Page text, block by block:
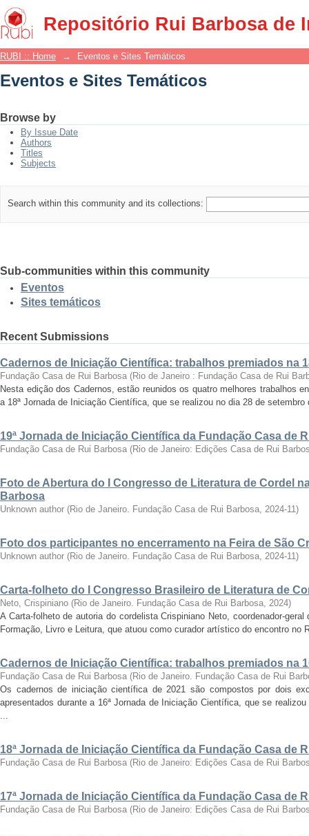
Repositório Rui Barbosa de
Eventos e Sites Temáticos
RUBI :: Home → Eventos e Sites Temáticos
Eventos e Sites Temáticos
Browse by
By Issue Date
Authors
Titles
Subjects
Search within this community and its collections:
Sub-communities within this community
Eventos
Sites temáticos
Recent Submissions
Cadernos de Iniciação Científica: trabalhos premiados na
Fundação Casa de Rui Barbosa (Rio de Janeiro : Fundação Casa de Rui
Nesta edição dos Cadernos, estão reunidos os quatro melhores trabalhos
a 18ª Jornada de Iniciação Científica, que se realizou no dia 28 de
19ª Jornada de Iniciação Científica da Fundação Casa de
Fundação Casa de Rui Barbosa (Rio de Janeiro: Edições Casa de Rui
Foto de Abertura do I Congresso de Literatura de Cordel
Barbosa
Unknown author (Rio de Janeiro. Fundação Casa de Rui Barbosa, 2024-11)
Foto dos participantes no encerramento na Feira de São
Unknown author (Rio de Janeiro. Fundação Casa de Rui Barbosa, 2024-11)
Carta-folheto do I Congresso Brasileiro de Literatura de
Neto, Crispiniano (Rio de Janeiro. Fundação Casa de Rui Barbosa, 2024)
A Carta-folheto de autoria do cordelista Crispiniano Neto, coordenador-
Formação, Livro e Leitura, que atuou como curador artístico do encontro no
Cadernos de Iniciação Científica: trabalhos premiados na
Fundação Casa de Rui Barbosa (Rio de Janeiro. Fundação Casa de Rui
Os cadernos de iniciação científica de 2021 são compostos por dois
apresentados durante a 16ª Jornada de Iniciação Científica, que se
...
18ª Jornada de Iniciação Científica da Fundação Casa de
Fundação Casa de Rui Barbosa (Rio de Janeiro: Edições Casa de Rui
17ª Jornada de Iniciação Científica da Fundação Casa de
Fundação Casa de Rui Barbosa (Rio de Janeiro: Edições Casa de Rui